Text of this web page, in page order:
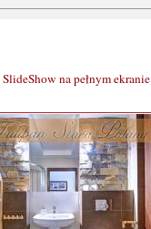
SlideShow na pełnym ekranie